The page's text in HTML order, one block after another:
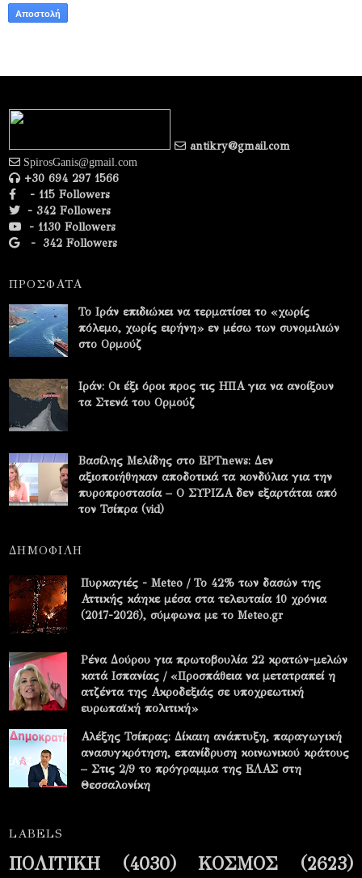
antikry@gmail.com
SpirosGanis@gmail.com
+30 694 297 1566
- 115 Followers
- 342 Followers
- 1130 Followers
- 342 Followers
ΠΡΟΣΦΑΤΑ
Το Ιράν επιδιώκει να τερματίσει το «χωρίς
πόλεμο, χωρίς ειρήνη» εν μέσω των συνομιλιών
στο Ορμούζ
Ιράν: Οι έξι όροι προς τις ΗΠΑ για να ανοίξουν
τα Στενά του Ορμούζ
Βασίλης Μελίδης στο ΕΡΤnews: Δεν
αξιοποιήθηκαν αποδοτικά τα κονδύλια για την
πυροπροστασία – Ο ΣΥΡΙΖΑ δεν εξαρτάται από
τον Τσίπρα (vid)
ΔΗΜΟΦΙΛΗ
Πυρκαγιές - Meteo / Το 42% των δασών της
Αττικής κάηκε μέσα στα τελευταία 10 χρόνια
(2017-2026), σύμφωνα με το Meteo.gr
Ρένα Δούρου για πρωτοβουλία 22 κρατών-μελών
κατά Ισπανίας / «Προσπάθεια να μετατραπεί η
ατζέντα της Ακροδεξιάς σε υποχρεωτική
ευρωπαϊκή πολιτική»
Αλέξης Τσίπρας: Δίκαιη ανάπτυξη, παραγωγική
ανασυγκρότηση, επανίδρυση κοινωνικού κράτους
– Στις 2/9 το πρόγραμμα της ΕΛΑΣ στη
Θεσσαλονίκη
LABELS
ΠΟΛΙΤΙΚΗ (4030) ΚΟΣΜΟΣ
(2623)